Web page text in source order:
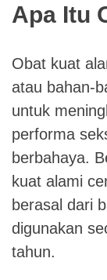
Apa Itu
Obat kuat
atau bahan-
untuk
performa
berbahaya.
kuat alami
berasal dari
digunakan
tahun.